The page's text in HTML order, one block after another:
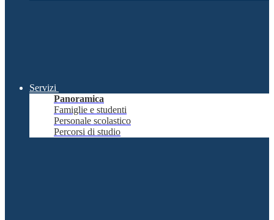
Servizi
Panoramica
Famiglie e studenti
Personale scolastico
Percorsi di studio